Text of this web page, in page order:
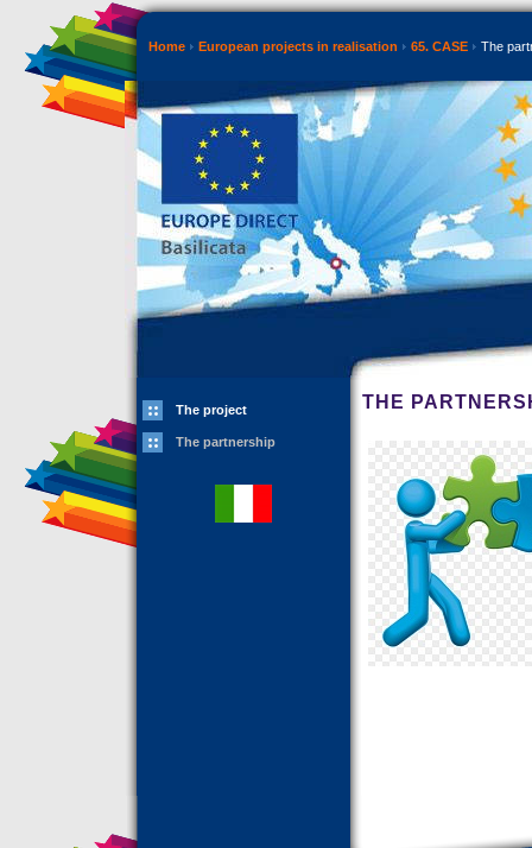
Home European projects in realisation 65. CASE The
The project
The partnership
THE